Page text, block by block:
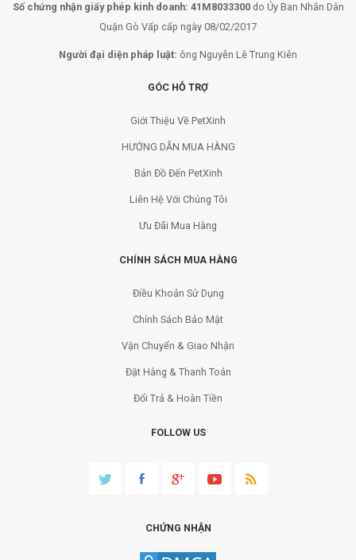
Số chứng nhận giấy phép kinh doanh: 41M8033300do Ủy Ban Nhân Dân
Quận Gò Vấp cấp ngày 08/02/2017
Người đại diện pháp luật: ông Nguyễn Lê Trung Kiên
GÓC HỖ TRỢ
Giới Thiệu Về PetXinh
HƯỚNG DẪN MUA HÀNG
Bản Đồ Đến PetXinh
Liên Hệ Với Chúng Tôi
Ưu Đãi Mua Hàng
CHÍNH SÁCH MUA HÀNG
Điều Khoản Sử Dụng
Chính Sách Bảo Mật
Vận Chuyển & Giao Nhận
Đặt Hàng & Thanh Toán
Đổi Trả & Hoàn Tiền
FOLLOW US
CHỨNG NHẬN